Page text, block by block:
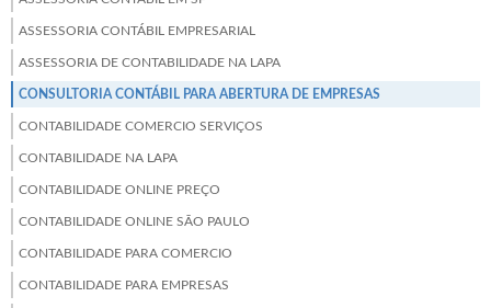
ASSESSORIA CONTÁBIL EMPRESARIAL
ASSESSORIA DE CONTABILIDADE NA LAPA
CONSULTORIA CONTÁBIL PARA ABERTURA DE EMPRESAS
CONTABILIDADE COMERCIO SERVIÇOS
CONTABILIDADE NA LAPA
CONTABILIDADE ONLINE PREÇO
CONTABILIDADE ONLINE SÃO PAULO
CONTABILIDADE PARA COMERCIO
CONTABILIDADE PARA EMPRESAS